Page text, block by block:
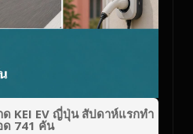
ด KEI EV ญี่ปุ่น สัปดาห์แรกทำ
ด 741 คัน